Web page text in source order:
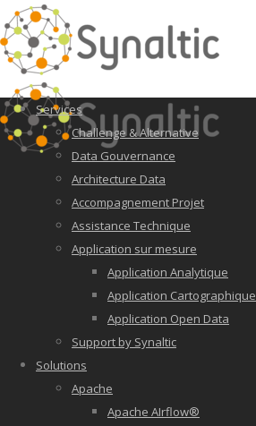
Services
Challenge & Alternative
Data Gouvernance
Architecture Data
Accompagnement Projet
Assistance Technique
Application sur mesure
Application Analytique
Application Cartographique
Application Open Data
Support by Synaltic
Solutions
Apache
Apache AIrflow®